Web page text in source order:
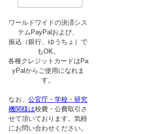
ワールドワイドの決済シス
テムPayPalおよび、
振込（銀行、ゆうちょ）で
もOK。
各種クレジットカードはPa
yPalからご使用になれま
す。
なお、 公官庁・学校・研究
機関様は校費・公費取引さ
せて頂いております。気軽
にお問い合わせください。